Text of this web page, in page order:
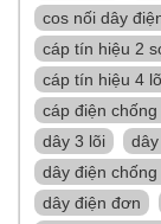
cos nối dây
cáp tín hiệu 2
cáp tín hiệu 4
cáp điện chống
dây 3 lõi
dây điện chống
dây điện đơn